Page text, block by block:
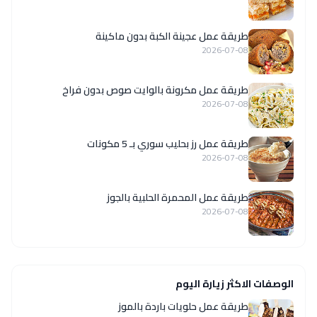
طريقة عمل عجينة الكبة بدون ماكينة
2026-07-08
طريقة عمل مكرونة بالوايت صوص بدون فراخ
2026-07-08
طريقة عمل رز بحليب سوري بـ 5 مكونات
2026-07-08
طريقة عمل المحمرة الحلبية بالجوز
2026-07-08
الوصفات الاكثر زيارة اليوم
طريقة عمل حلويات باردة بالموز